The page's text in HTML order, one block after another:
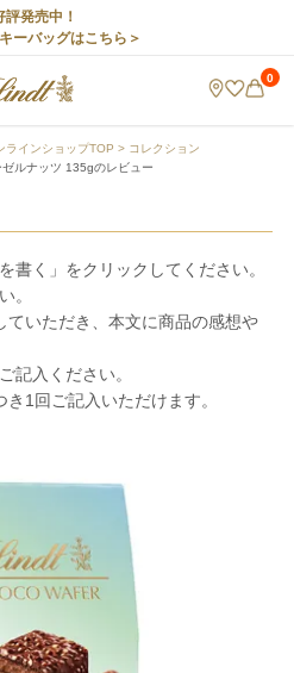
評発売中！
ーバッグはこちら＞
0
ラインショップTOP
コレクション
ルナッツ 135gのレビュー
書く」をクリックしてください。
。
ていただき、本文に商品の感想や
記入ください。
1回ご記入いただけます。